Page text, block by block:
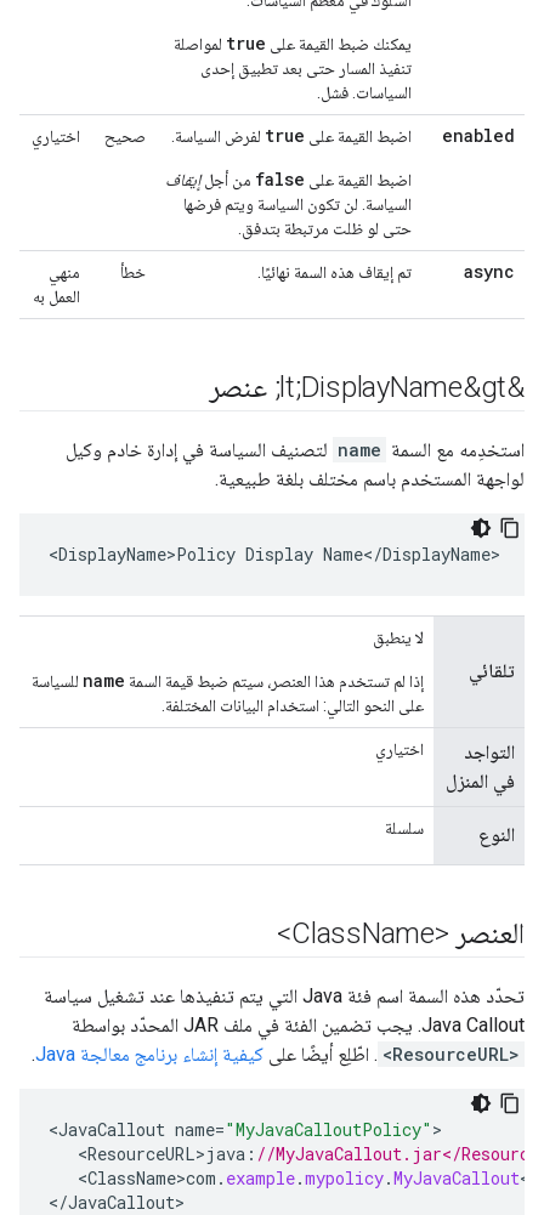
يمكنك ضبط القيمة على true لمواصلة
تنفيذ المسار حتى بعد تطبيق إحدى
السياسات. فشل.
enabled اضبط القيمة على true لفرض السياسة.
اضبط القيمة على false من أجلإيقاف
السياسة. لن تكون السياسة ويتم فرضها
حتى لو ظلت مرتبطة بتدفق.
صحيح اختياري
async تم إيقاف هذه السمة نهائيًا. خطأ
منهي
العمل به
&lt;DisplayName&gt; عنصر
استخدِمه مع السمة name لتصنيف السياسة في إدارة خادم وكيل
لواجهة المستخدم باسم مختلف بلغة طبيعية.
<DisplayName>Policy Display Name</DisplayName>
تلقائي
لا ينطبق
إذا لم تستخدم هذا العنصر، سيتم ضبط قيمة السمة name للسياسة
على النحو التالي: استخدام البيانات المختلفة.
التواجد
في المنزل
اختياري
النوع سلسلة
العنصر <ClassName>
تحدّد هذه السمة اسم فئة Java التي يتم تنفيذها عند تشغيل سياسة
Java Callout. يجب تضمين الفئة في ملف JAR المحدّد بواسطة
<ResourceURL> . اطّلِع أيضًا على كيفية إنشاء برنامج معالجة Java .
<JavaCallout name="MyJavaCalloutPolicy"
<ResourceURL>java : //MyJavaCallout.jar</
<ClassName>com . example.mypolicy.MyJavaCallout<
</JavaCallout>